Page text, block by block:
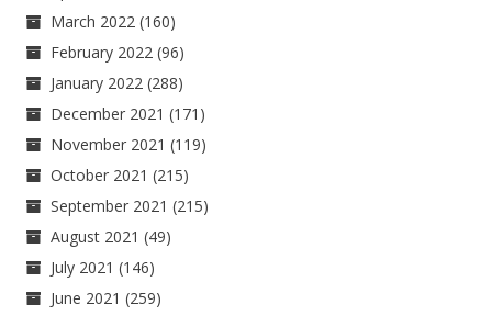
March 2022 (160)
February 2022 (96)
January 2022 (288)
December 2021 (171)
November 2021 (119)
October 2021 (215)
September 2021 (215)
August 2021 (49)
July 2021 (146)
June 2021 (259)